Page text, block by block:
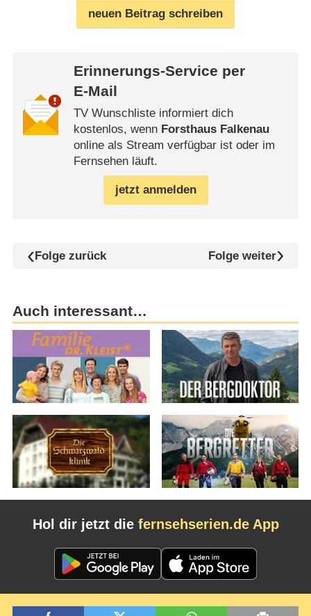
neuen Beitrag schreiben
Erinnerungs-Service per
E-Mail
TV Wunschliste informiert dich
kostenlos, wenn Forsthaus Falkenau
online als Stream verfügbar ist oder im
Fernsehen läuft.
jetzt anmelden
Folge zurück Folge weiter
Auch interessant…
Hol dir jetzt die fernsehserien.de App